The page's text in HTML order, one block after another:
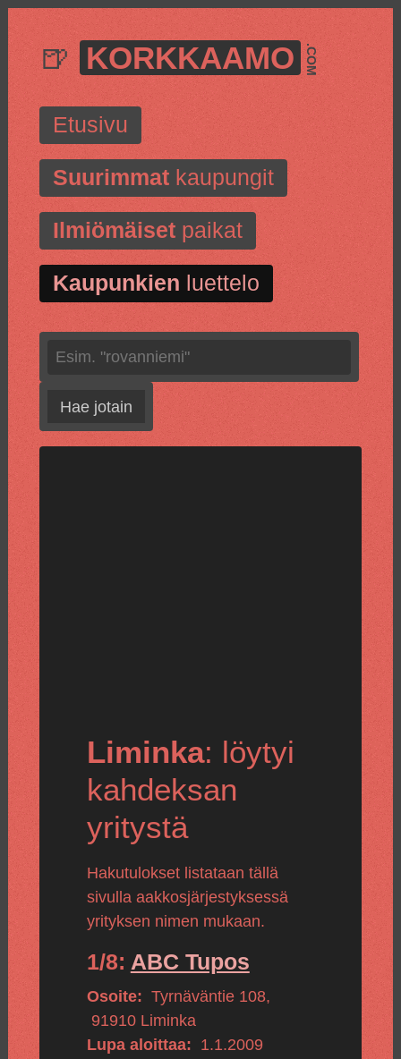
🍺 KORKKAAMO .COM
Etusivu
Suurimmatkaupungit
Ilmiömäisetpaikat
Kaupunkien luettelo
Hae jotain
Liminka: löytyi
kahdeksan
yritystä
Hakutulokset listataan tällä
sivulla aakkosjärjestyksessä
yrityksen nimen mukaan.
1/8: ABC Tupos
Osoite: Tyrnäväntie 108,
91910 Liminka
Lupa aloittaa: 1.1.2009